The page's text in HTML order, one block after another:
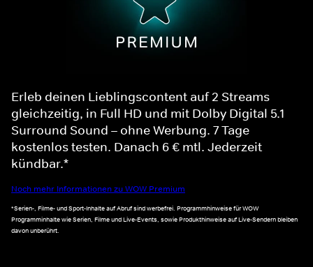
Erleb deinen Lieblingscontent auf 2 Streams
gleichzeitig, in Full HD und mit Dolby Digital 5.1
Surround Sound – ohne Werbung. 7 Tage
kostenlos testen. Danach 6 € mtl. Jederzeit
kündbar.*
Noch mehr Informationen zu WOW Premium
*Serien-, Filme- und Sport-Inhalte auf Abruf sind werbefrei. Programmhinweise für WOW
Programminhalte wie Serien, Filme und Live-Events, sowie Produkthinweise auf Live-Sendern bleiben
davon unberührt.